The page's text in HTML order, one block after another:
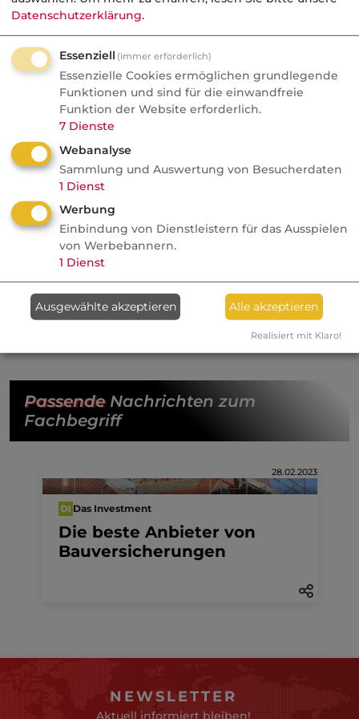
Aufwendungen für die Bauausführung, für die
Aushebung von Grund und Boden und ggf.
das Einbauen von Maschinen besteht.
Eigenleistungen sind in marktübliche Kosten
umzurechnen. Auf Grund des befristeten
Charakters des Risikos Bau wird für die
Versicherung eine Einmalprämie erhoben, die
Versicherungsdauer endet mit der
Beendigung des Bauvorhabens, spätestens
nach zum Beispiel zwei Jahren. Eine im
Einzelfall benötigte, längere
Versicherungsdauer kann besonders
vereinbart werden.
Kategorie: PHV
PassendeNachrichten zum
Fachbegriff
28.02.2023
Das Investment
Die beste Anbieter von
Bauversicherungen
NEWSLETTER
Aktuell informiert bleiben!
Datenschutzerklärung.
Essenziell (immer erforderlich)
Essenzielle Cookies ermöglichen grundlegende
Funktionen und sind für die einwandfreie
Funktion der Website erforderlich.
7 Dienste
Webanalyse
Sammlung und Auswertung von Besucherdaten
1 Dienst
Werbung
Einbindung von Dienstleistern für das Ausspielen
von Werbebannern.
1 Dienst
Ausgewählte akzeptieren Alle akzeptieren
Realisiert mit Klaro!